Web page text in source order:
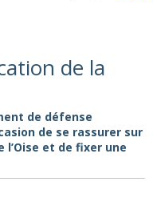
de la
de défense
de se rassurer sur
et de fixer une